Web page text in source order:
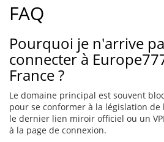
FAQ
Pourquoi je n'arrive
connecter à
France ?
Le domaine principal est souvent
pour se conformer à la législation de
le dernier lien miroir officiel ou un
à la page de connexion.